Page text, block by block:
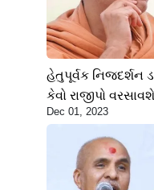
હેતુપૂર્વક નિજદર્શન
કેવો રાજીપો
Dec 01, 2023